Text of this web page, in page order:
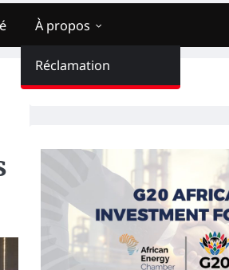
À propos
Réclamation